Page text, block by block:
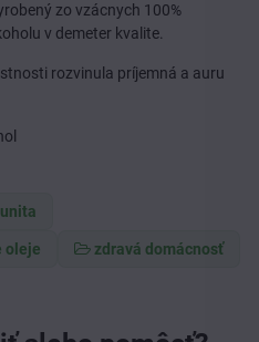
zo vzácnych 100%
v demeter kvalite.
rozvinula príjemná a auru
oleje zdravá domácnosť